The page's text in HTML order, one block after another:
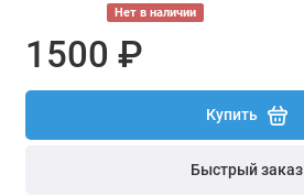
Нет в наличии
1500 ₽
Купить
Быстрый заказ